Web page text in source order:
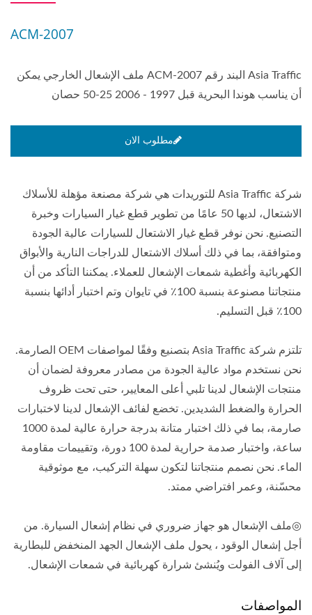
ACM-2007
Asia Traffic البند رقم ACM-2007 ملف الإشعال الخارجي يمكن
أن يناسب هوندا البحرية قبل 1997 - 2006 25-50 حصان
مطلوب الان
شركة Asia Traffic للتوريدات هي شركة مصنعة مؤهلة للأسلاك
الاشتعال، لديها 50 عامًا من تطوير قطع غيار السيارات وخبرة
التصنيع. نحن نوفر قطع غيار الاشتعال للسيارات عالية الجودة
ومتوافقة، بما في ذلك أسلاك الاشتعال للدراجات النارية والأبواق
الكهربائية وأغطية شمعات الإشعال للعملاء. يمكننا التأكد من أن
منتجاتنا مصنوعة بنسبة 100٪ في تايوان وتم اختبار أدائها بنسبة
100٪ قبل التسليم.
تلتزم شركة Asia Traffic بتصنيع وفقًا لمواصفات OEM الصارمة.
نحن نستخدم مواد عالية الجودة من مصادر معروفة لضمان أن
منتجات الإشعال لدينا تلبي أعلى المعايير، حتى تحت ظروف
الحرارة والضغط الشديدين. تخضع لفائف الإشعال لدينا لاختبارات
صارمة، بما في ذلك اختبار متانة بدرجة حرارة عالية لمدة 1000
ساعة، واختبار صدمة حرارية لمدة 100 دورة، وتقييمات مقاومة
الماء. نحن نصمم منتجاتنا لتكون سهلة التركيب، مع موثوقية
محسّنة، وعمر افتراضي ممتد.
◎ملف الإشعال هو جهاز ضروري في نظام إشعال السيارة. من
أجل إشعال الوقود ، يحول ملف الإشعال الجهد المنخفض للبطارية
إلى آلاف الفولت ويُنشئ شرارة كهربائية في شمعات الإشعال.
المواصفات